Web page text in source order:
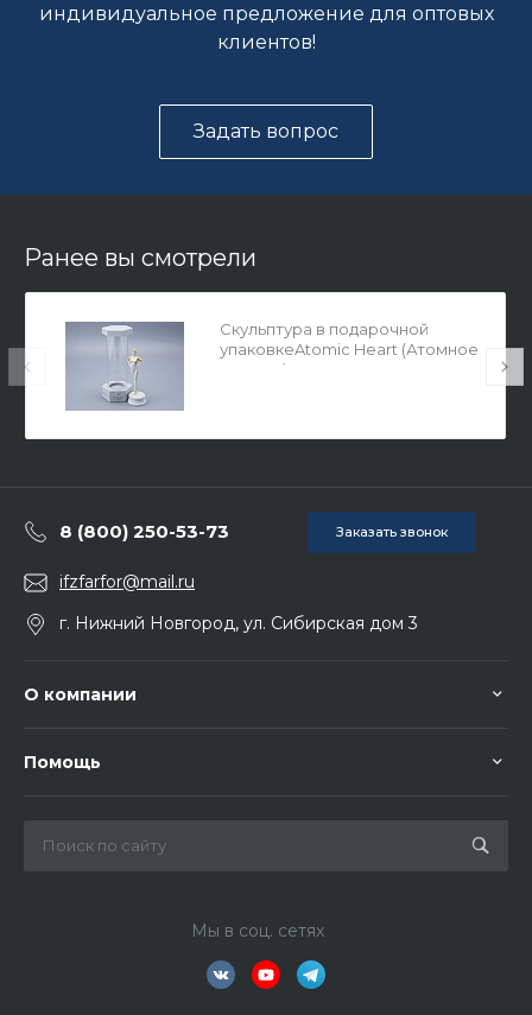
индивидуальное предложение для оптовых
клиентов!
Задать вопрос
Ранее вы смотрели
Скульптура в подарочной
упаковкеAtomic Heart (Атомное
Сердце) Близняшка Правая, арт
8 (800) 250-53-73 Заказать звонок
ifzfarfor@mail.ru
г. Нижний Новгород, ул. Сибирская дом 3
О компании
Помощь
Мы в соц. сетях